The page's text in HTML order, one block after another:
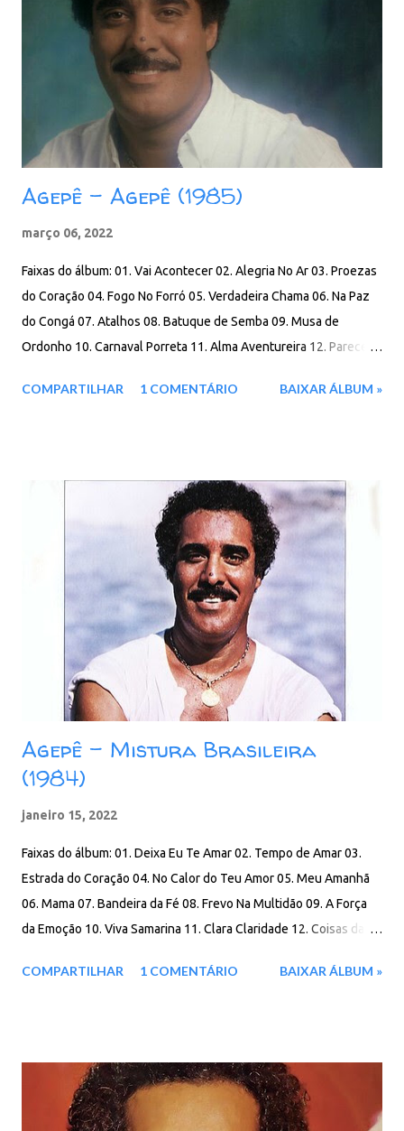
Agepê - Agepê (1985)
março 06, 2022
Faixas do álbum: 01. Vai Acontecer 02. Alegria No Ar 03. Proezas
do Coração 04. Fogo No Forró 05. Verdadeira Chama 06. Na Paz
do Congá 07. Atalhos 08. Batuque de Semba 09. Musa de
Ordonho 10. Carnaval Porreta 11. Alma Aventureira 12. Parece
Kbps - REMASTERIZADO MEGA - IceDrive - Degoo
COMPARTILHAR 1 COMENTÁRIO BAIXAR ÁLBUM »
Agepê - Mistura Brasileira
(1984)
janeiro 15, 2022
Faixas do álbum: 01. Deixa Eu Te Amar 02. Tempo de Amar 03.
Estrada do Coração 04. No Calor do Teu Amor 05. Meu Amanhã
06. Mama 07. Bandeira da Fé 08. Frevo Na Multidão 09. A Força
da Emoção 10. Viva Samarina 11. Clara Claridade 12. Coisas da
REMASTERIZADO MEGA - IceDrive - Degoo
COMPARTILHAR 1 COMENTÁRIO BAIXAR ÁLBUM »